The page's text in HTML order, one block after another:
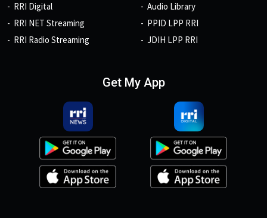
RRI Digital
RRI NET Streaming
RRI Radio Streaming
Audio Library
PPID LPP RRI
JDIH LPP RRI
Get My App